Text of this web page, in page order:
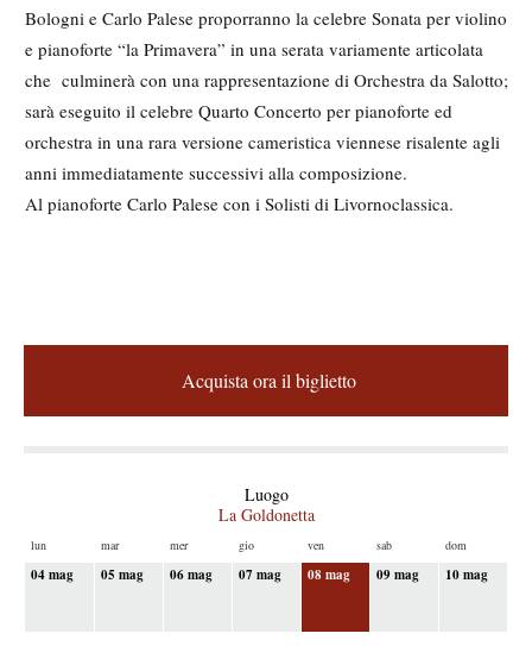
Bologni e Carlo Palese proporranno la celebre Sonata per violino
e pianoforte “la Primavera” in una serata variamente articolata
che culminerà con una rappresentazione di Orchestra da Salotto;
sarà eseguito il celebre Quarto Concerto per pianoforte ed
orchestra in una rara versione cameristica viennese risalente agli
anni immediatamente successivi alla composizione.
Al pianoforte Carlo Palese con i Solisti di Livornoclassica.
e
i
u
b
Acquista ora il biglietto
o
Luogo
La Goldonetta
lun mar mer gio ven sab dom
04 mag 05 mag 06 mag 07 mag 08 mag 09 mag 10 mag